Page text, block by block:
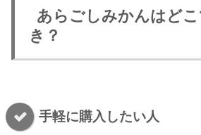
あらごしみかんはど
き？
手軽に購入したい人